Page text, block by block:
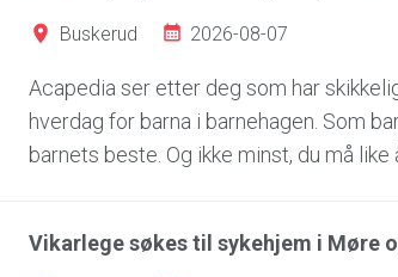
Buskerud 2026-08-07
Acapedia ser etter deg som har
hverdag for barna i barnehagen. Som
barnets beste. Og ikke minst, du må like
Vikarlege søkes til sykehjem i Møre